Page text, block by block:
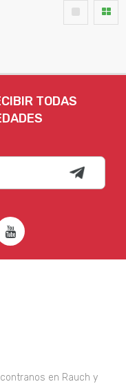
TODAS
en Rauch y